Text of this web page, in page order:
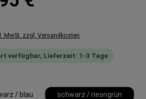
MwSt. zzgl. Versandkosten
verfügbar, Lieferzeit: 1-3 Tage
/ blau schwarz / neongrün